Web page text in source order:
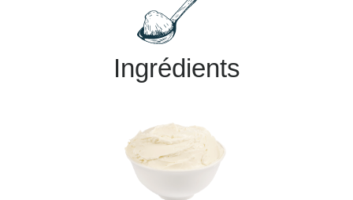
Ingrédients